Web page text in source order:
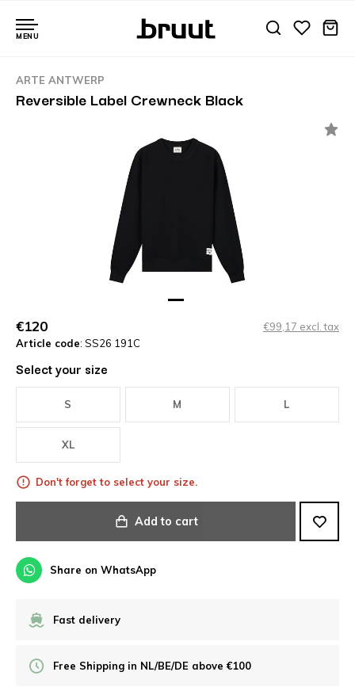
MENU
ARTE ANTWERP
Reversible Label Crewneck Black
€120
€99,17 excl. tax
Article code: SS26 191C
Select your size
S M L
XL
Don't forget to select your size.
Add to cart
Share on WhatsApp
Fast delivery
Free Shipping in NL/BE/DE above €100